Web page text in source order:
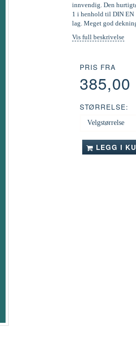
innvendig. Den
1 i henhold til DIN
lag. Meget god
Vis full beskrivelse
PRIS FRA
385,00
STØRRELSE:
LEGG I